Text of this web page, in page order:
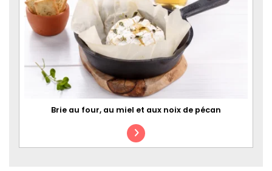
Brie au four, au miel et aux noix de pécan